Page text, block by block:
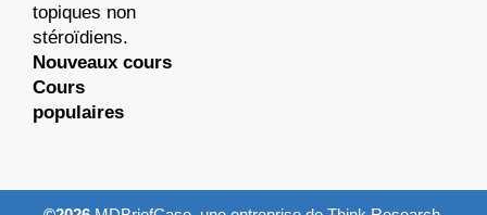
topiques non
stéroïdiens.
Nouveaux cours
Cours
populaires